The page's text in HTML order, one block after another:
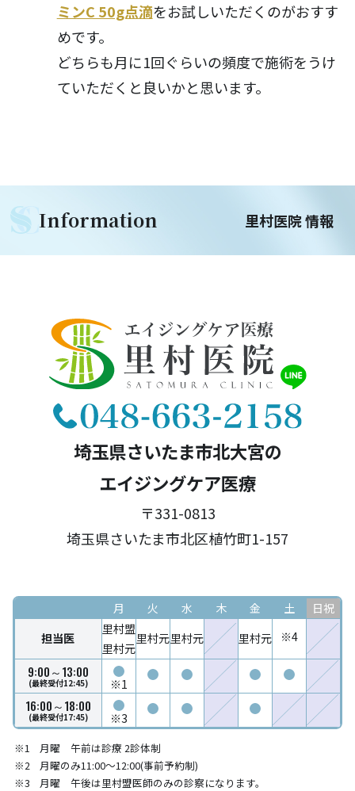
ミンC 50g点滴をお試しいただくのがおすす
めです。
どちらも月に1回ぐらいの頻度で施術をうけ
ていただくと良いかと思います。
Information 里村医院 情報
埼玉県さいたま市北大宮の
エイジングケア医療
〒331-0813
埼玉県さいたま市北区植竹町1-157
月 火 水 木 金 土
日祝
担当医
里村盟
里村元
里村元里村元 里村元 ※4
9:00～13:00
(最終受付12:45) ※1
16:00～18:00
(最終受付17:45) ※3
月曜 午前は診療 2診体制
月曜のみ11:00～12:00(事前予約制)
月曜 午後は里村盟医師のみの診察になります。